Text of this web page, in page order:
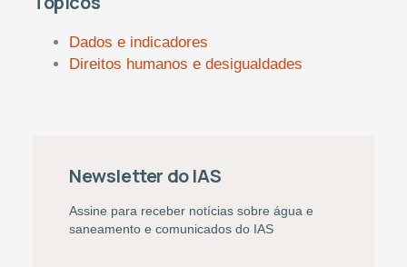
Dados e indicadores
Direitos humanos e desigualdades
Newsletter do IAS
Assine para receber notícias sobre água e
saneamento e comunicados do IAS